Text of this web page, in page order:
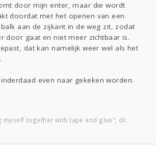
door mijn enter, maar die wordt
doordat met het openen van een
aan de zijkant in de weg zit, zodat
door gaat en niet meer zichtbaar is.
dat kan namelijk weer wel als het
even naar gekeken worden.
myself together with tape and glue", dr.